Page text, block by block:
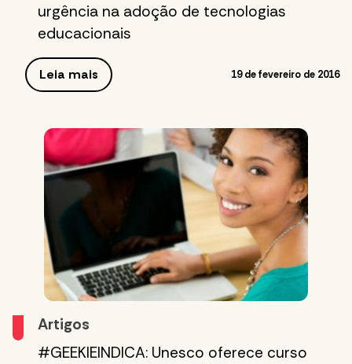
urgência na adoção de tecnologias
educacionais
Leia mais 19 de fevereiro de 2016
Artigos
#GEEKIEINDICA: Unesco oferece curso